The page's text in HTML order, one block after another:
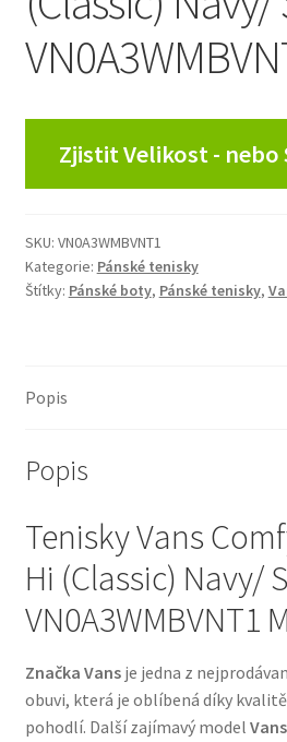
Zjistit Velikost - nebo
SKU: VN0A3WMBVNT1
Kategorie: Pánské tenisky
Štítky: Pánské boty, Pánské tenisky,
Popis
Popis
Tenisky Vans
Hi (Classic) Navy/
VN0A3WMBVNT1
Značka Vansje jedna z
obuvi, která je oblíbená díky
pohodlí. Další zajímavý model